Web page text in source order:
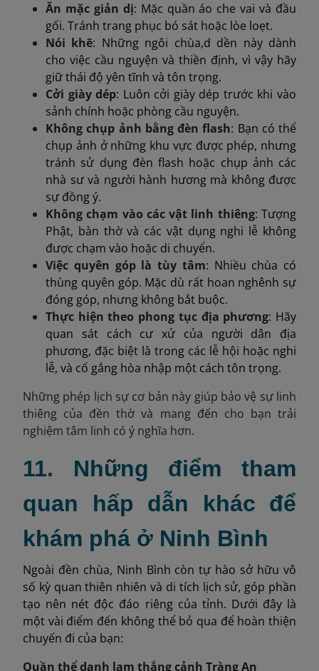
Ăn mặc giản dị: Mặc quần áo che vai và đầu
gối. Tránh trang phục bó sát hoặc lòe loẹt.
Nói khẽ: Những ngôi chùa,d dền này dành
cho việc cầu nguyện và thiền định, vì vậy hãy
giữ thái độ yên tĩnh và tôn trọng.
Cởi giày dép: Luôn cởi giày dép trước khi vào
sảnh chính hoặc phòng cầu nguyện.
Không chụp ảnh bằng đèn flash: Bạn có thể
chụp ảnh ở những khu vực được phép, nhưng
tránh sử dụng đèn flash hoặc chụp ảnh các
nhà sư và người hành hương mà không được
sự đồng ý.
Không chạm vào các vật linh thiêng: Tượng
Phật, bàn thờ và các vật dụng nghi lễ không
được chạm vào hoặc di chuyển.
Việc quyên góp là tùy tâm: Nhiều chùa có
thùng quyên góp. Mặc dù rất hoan nghênh sự
đóng góp, nhưng không bắt buộc.
Thực hiện theo phong tục địa phương: Hãy
quan sát cách cư xử của người dân địa
phương, đặc biệt là trong các lễ hội hoặc nghi
lễ, và cố gắng hòa nhập một cách tôn trọng.
Những phép lịch sự cơ bản này giúp bảo vệ sự linh
thiêng của đền thờ và mang đến cho bạn trải
nghiệm tâm linh có ý nghĩa hơn.
11. Những điểm tham
quan hấp dẫn khác để
khám phá ở Ninh Bình
Ngoài đền chùa, Ninh Bình còn tự hào sở hữu vô
số kỳ quan thiên nhiên và di tích lịch sử, góp phần
tạo nên nét độc đáo riêng của tỉnh. Dưới đây là
một vài điểm đến không thể bỏ qua để hoàn thiện
chuyến đi của bạn:
Quần thể danh lam thắng cảnh Tràng An